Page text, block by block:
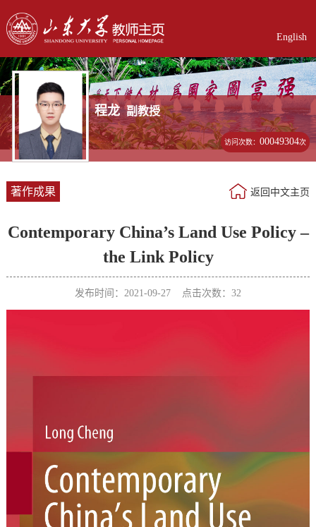
English
程龙 副教授
访问次数：00049304次
著作成果 返回中文主页
Contemporary China’s Land Use Policy –
the Link Policy
发布时间：2021-09-27 点击次数： 32